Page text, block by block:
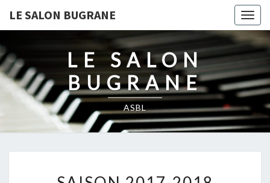
LE SALON BUGRANE
LE SALON
BUGRANE
ASBL